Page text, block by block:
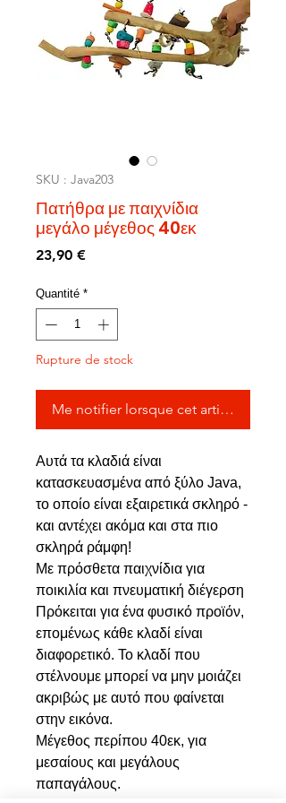
SKU : Java203
Πατήθρα με παιχνίδια
μεγάλο μέγεθος 40εκ
23,90 €Prix
Quantité *
Rupture de stock
Me notifier lorsque cet article est
Αυτά τα κλαδιά είναι
κατασκευασμένα από ξύλο Java,
το οποίο είναι εξαιρετικά σκληρό -
και αντέχει ακόμα και στα πιο
σκληρά ράμφη!
Με πρόσθετα παιχνίδια για
ποικιλία και πνευματική διέγερση
Πρόκειται για ένα φυσικό προϊόν,
επομένως κάθε κλαδί είναι
διαφορετικό. Το κλαδί που
στέλνουμε μπορεί να μην μοιάζει
ακριβώς με αυτό που φαίνεται
στην εικόνα.
Μέγεθος περίπου 40εκ, για
μεσαίους και μεγάλους
παπαγάλους.